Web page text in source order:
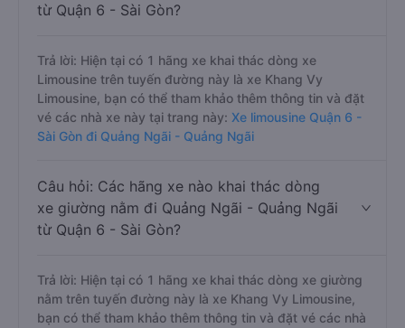
từ Quận 6 - Sài Gòn?
Trả lời: Hiện tại có 1 hãng xe khai thác dòng xe
Limousine trên tuyến đường này là xe Khang Vy
Limousine, bạn có thể tham khảo thêm thông tin và đặt
vé các nhà xe này tại trang này: Xe limousine Quận 6 -
Sài Gòn đi Quảng Ngãi - Quảng Ngãi
Câu hỏi: Các hãng xe nào khai thác dòng
xe giường nằm đi Quảng Ngãi - Quảng Ngãi
từ Quận 6 - Sài Gòn?
Trả lời: Hiện tại có 1 hãng xe khai thác dòng xe giường
nằm trên tuyến đường này là xe Khang Vy Limousine,
bạn có thể tham khảo thêm thông tin và đặt vé các nhà